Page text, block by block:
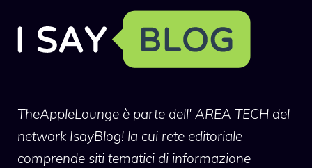
TheAppleLounge è parte dell' AREA TECH del
network IsayBlog! la cui rete editoriale
comprende siti tematici di informazione